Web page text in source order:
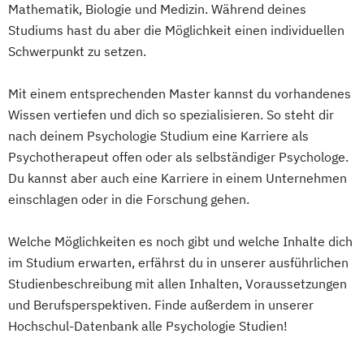
Digital Business (DE/EN)
Digital Business Management
Digital Entrepreneurship
(DE/EN)
Digital Product Management
Digital Transformation Management -
Gesundheitswesen
Digitale Betriebswirtschaftslehre
E-Beratung in der Pädagogik
E-Commerce Elektrotechnik
Engineering (DE/EN)
Entrepreneurship (DE/EN) Ergotherapie
Ernährungswissenschaften
Mathematik, Biologie und Medizin. Während deines
Studiums hast du aber die Möglichkeit einen individuellen
Schwerpunkt zu setzen.
Mit einem entsprechenden Master kannst du vorhandenes
Wissen vertiefen und dich so spezialisieren. So steht dir
nach deinem Psychologie Studium eine Karriere als
Psychotherapeut offen oder als selbständiger Psychologe.
Du kannst aber auch eine Karriere in einem Unternehmen
einschlagen oder in die Forschung gehen.
Welche Möglichkeiten es noch gibt und welche Inhalte dich
im Studium erwarten, erfährst du in unserer ausführlichen
Studienbeschreibung mit allen Inhalten, Voraussetzungen
und Berufsperspektiven. Finde außerdem in unserer
Hochschul-Datenbank alle Psychologie Studien!